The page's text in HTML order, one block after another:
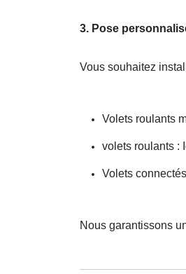
3. Pose
Vous souhaitez
Volets roulants
volets roulants :
Volets
Nous garantissons